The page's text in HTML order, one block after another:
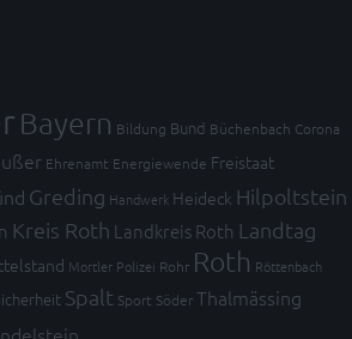
Bayern Bildung Bund Büchenbach Corona
Ehrenamt Energiewende Freistaat
Greding Handwerk Heideck Hilpoltstein
Kreis Roth Landkreis Roth Landtag
Mortler Polizei Rohr Roth Röttenbach
Spalt Sport SöderThalmässing